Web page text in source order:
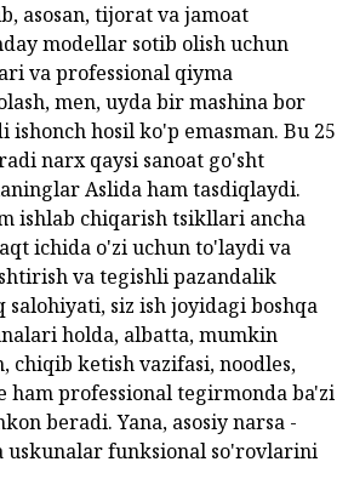
asosan, tijorat va jamoat
modellar sotib olish uchun
va professional qiyma
men, uyda bir mashina bor
ishonch hosil ko'p emasman. Bu 25
narx qaysi sanoat go'sht
Aslida ham tasdiqlaydi.
ishlab chiqarish tsikllari ancha
ichida o'zi uchun to'laydi va
va tegishli pazandalik
siz ish joyidagi boshqa
holda, albatta, mumkin
chiqib ketish vazifasi, noodles,
ham professional tegirmonda ba'zi
beradi. Yana, asosiy narsa -
uskunalar funksional so'rovlarini